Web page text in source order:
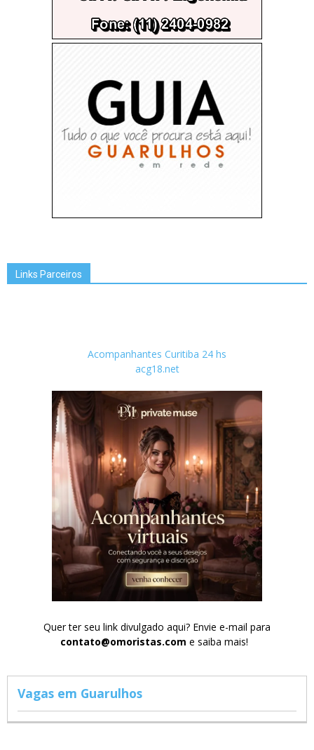
Links Parceiros
Acompanhantes Curitiba 24 hs
acg18.net
Quer ter seu link divulgado aqui? Envie e-mail para
contato@omoristas.com e saiba mais!
Vagas em Guarulhos